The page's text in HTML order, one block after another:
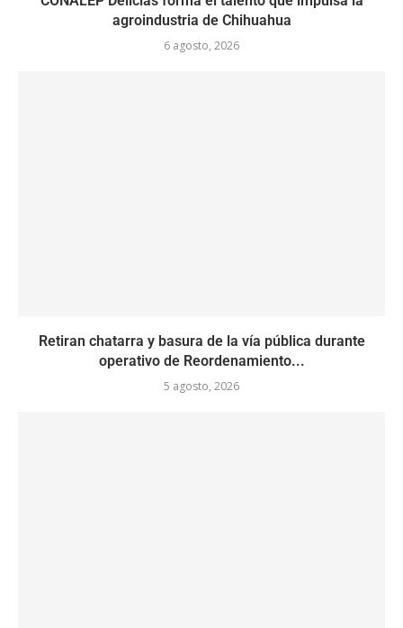
agroindustria de Chihuahua
6 agosto, 2026
Retiran chatarra y basura de la vía pública durante
operativo de Reordenamiento...
5 agosto, 2026